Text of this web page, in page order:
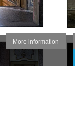
More information